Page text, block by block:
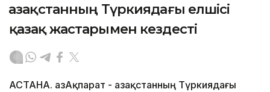
Қазақстанның Түркиядағы елшісі
қазақ жастарымен кездесті
АСТАНА. ҚазАқпарат - Қазақстанның Түркиядағы